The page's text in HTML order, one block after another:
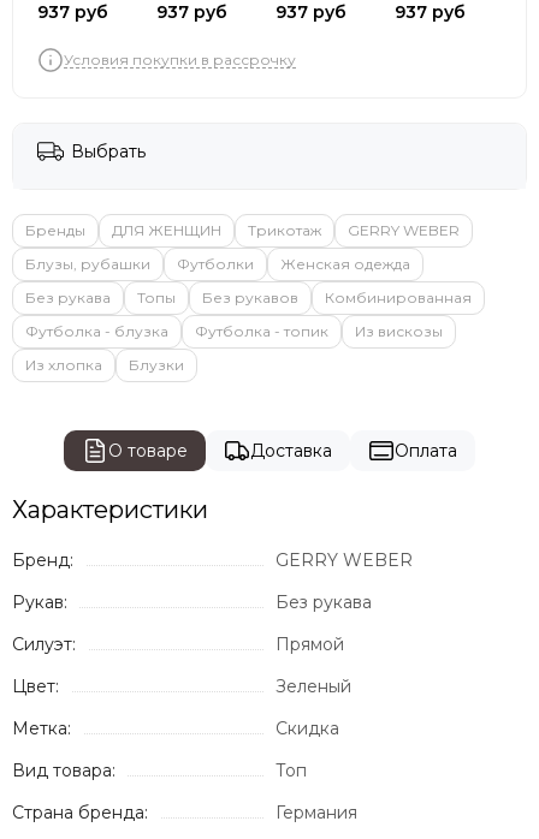
937 руб 937 руб 937 руб 937 руб
Условия покупки в рассрочку
Выбрать
Бренды ДЛЯ ЖЕНЩИН Трикотаж
GERRY WEBER
Блузы, рубашки
Футболки
Женская одежда
Без рукава
Топы Без рукавов
Комбинированная
Футболка - блузка
Футболка - топик
Из вискозы
Из хлопка
Блузки
О товаре Доставка Оплата
Характеристики
Бренд:
GERRY WEBER
Рукав:
Без рукава
Силуэт:
Прямой
Цвет:
Зеленый
Метка:
Скидка
Вид товара:
Топ
Страна бренда:
Германия